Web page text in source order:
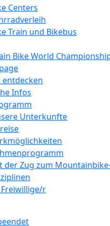
Centers
Train und Bikebus
Bike World
entdecken
Infos
Unterkunfte
der Zug zum
r